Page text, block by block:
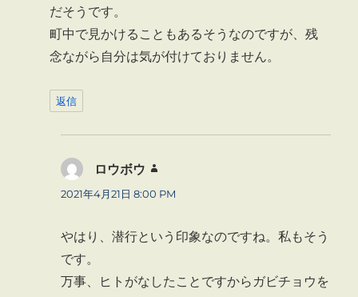
だそうです。
町中で見かけることもあるそうなのですが、残
念ながら自分は気が付けておりません。
返信
ロウボウ
り:
2021年4月21日 8:00 PM
やはり、潜行という印象なのですね。私もそう
です。
万事、ヒトがなしたことですからガビチョウを